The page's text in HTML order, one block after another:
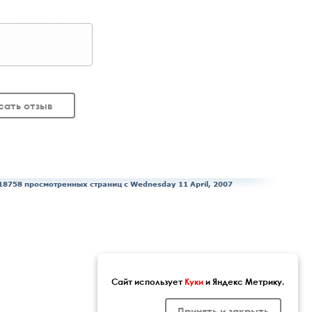
отзыв
просмотренных страниц c Wednesday 11 April, 2007
Сайт используетКукии Яндекс Метрику.